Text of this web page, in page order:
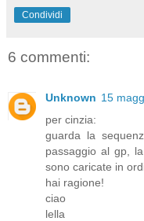
Condividi
6 commenti:
Unknown 15
per cinzia:
guarda la
passaggio al gp,
sono caricate in
hai ragione!
ciao
lella